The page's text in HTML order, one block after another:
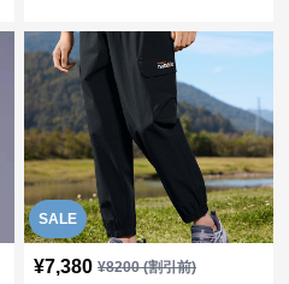
SALE
¥7,380 ¥8200(割引前)